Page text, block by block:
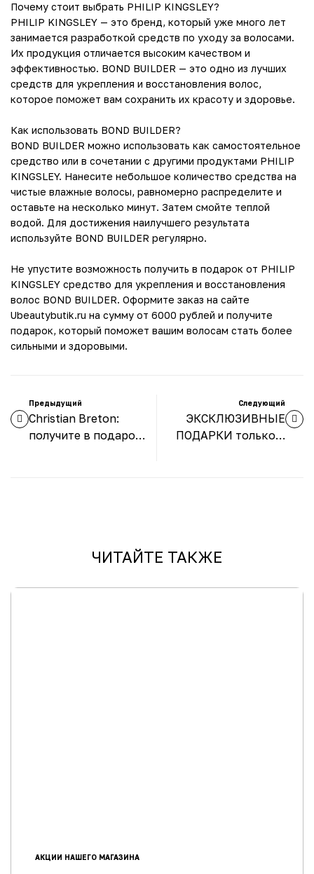
Почему стоит выбрать PHILIP KINGSLEY?
PHILIP KINGSLEY — это бренд, который уже много лет
занимается разработкой средств по уходу за волосами.
Их продукция отличается высоким качеством и
эффективностью. BOND BUILDER — это одно из лучших
средств для укрепления и восстановления волос,
которое поможет вам сохранить их красоту и здоровье.
Как использовать BOND BUILDER?
BOND BUILDER можно использовать как самостоятельное
средство или в сочетании с другими продуктами PHILIP
KINGSLEY. Нанесите небольшое количество средства на
чистые влажные волосы, равномерно распределите и
оставьте на несколько минут. Затем смойте теплой
водой. Для достижения наилучшего результата
используйте BOND BUILDER регулярно.
Не упустите возможность получить в подарок от PHILIP
KINGSLEY средство для укрепления и восстановления
волос BOND BUILDER. Оформите заказ на сайте
Ubeautybutik.ru на сумму от 6000 рублей и получите
подарок, который поможет вашим волосам стать более
сильными и здоровыми.
Предыдущий
Christian Breton:
получите в подарок
Следующий
ЭКСКЛЮЗИВНЫЕ
ПОДАРКИ только в
ЧИТАЙТЕ ТАКЖЕ
АКЦИИ НАШЕГО МАГАЗИНА